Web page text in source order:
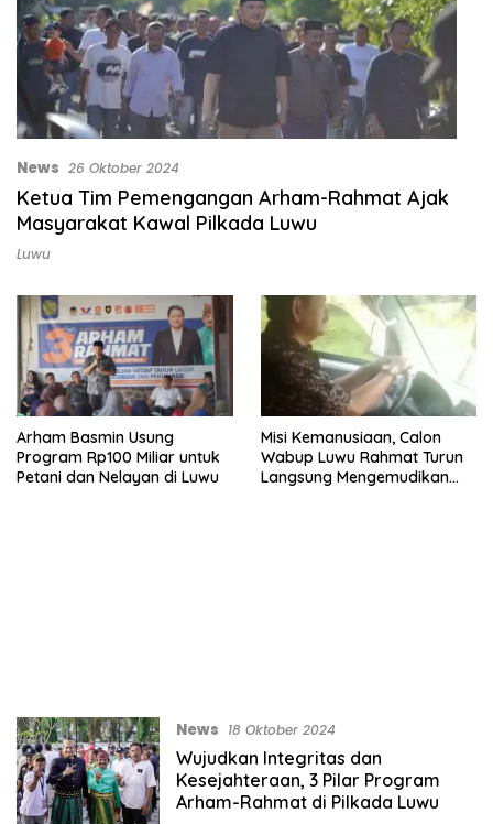
News 26 Oktober 2024
Ketua Tim Pemengangan Arham-Rahmat Ajak
Masyarakat Kawal Pilkada Luwu
Luwu
Arham Basmin Usung
Program Rp100 Miliar untuk
Petani dan Nelayan di Luwu
Misi Kemanusiaan, Calon
Wabup Luwu Rahmat Turun
Langsung Mengemudikan
News 18 Oktober 2024
Wujudkan Integritas dan
Kesejahteraan, 3 Pilar Program
Arham-Rahmat di Pilkada Luwu